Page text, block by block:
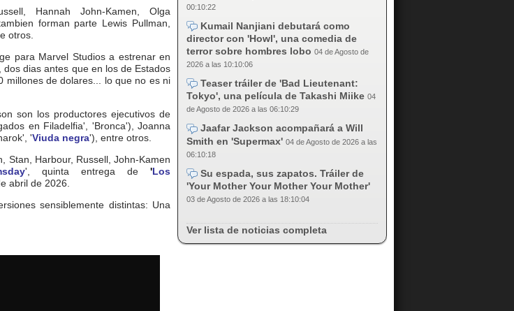
Hannah John-Kamen, Olga
forman parte Lewis Pullman,
otros.
para Marvel Studios a estrenar en
dias antes que en los de Estados
millones de dolares... lo que no es ni
son los productores ejecutivos de
en Filadelfia', 'Bronca'), Joanna
'Viuda negra'), entre otros.
Stan, Harbour, Russell, John-Kamen
', quinta entrega de'Los
abril de 2026.
sensiblemente distintas: Una
00:10:22
Kumail Nanjiani debutará como
director con 'Howl', una comedia de
terror sobre hombres lobo 04 de Agosto de
2026 a las 10:10:06
Teaser tráiler de 'Bad Lieutenant:
Tokyo', una película de Takashi Miike 04
de Agosto de 2026 a las 06:10:29
Jaafar Jackson acompañará a Will
Smith en 'Supermax' 04 de Agosto de 2026 a las
06:10:18
Su espada, sus zapatos. Tráiler de
'Your Mother Your Mother Your Mother'
03 de Agosto de 2026 a las 18:10:04
Ver lista de noticias completa